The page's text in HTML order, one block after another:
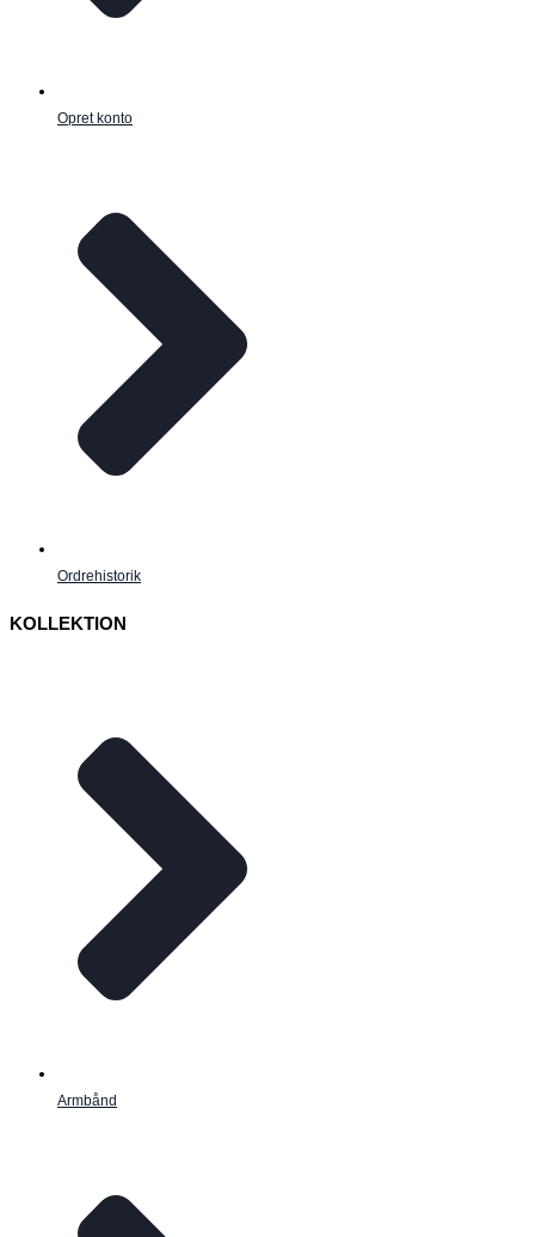
Opret konto
Ordrehistorik
KOLLEKTION
Armbånd